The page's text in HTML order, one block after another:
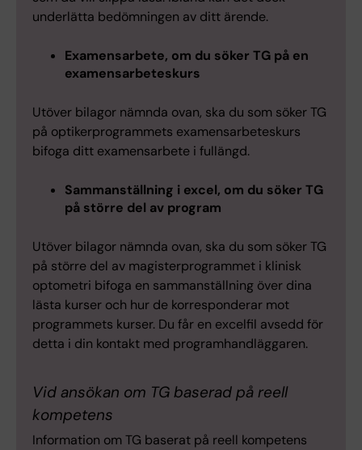
underlätta bedömningen av ditt ärende.
Examensarbete, om du söker TG på en
examensarbeteskurs
Utöver bilagor nämnda ovan, ska du som söker TG
på optikerprogrammets examensarbeteskurs
bifoga ditt examensarbete i fullängd.
Sammanställning i excel, om du söker TG
på större del av program
Utöver bilagor nämnda ovan, ska du som söker TG
på större del av magisterprogrammet i klinisk
optometri bifoga en sammanställning över dina
lästa kurser och hur de korresponderar mot
programmets kurser. Du får en excelfil avsedd för
detta i din kontakt med programhandläggaren.
Vid ansökan om TG baserad på reell
kompetens
Information om TG baserat på reell kompetens